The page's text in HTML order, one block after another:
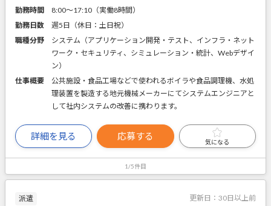
勤務時間
8:00～17:10（実働8時間）
勤務日数
週5日（休日：土日祝）
職種分野
システム（アプリケーション開発・テスト、インフラ・ネット
ワーク・セキュリティ、シミュレーション・統計、Webデザイ
ン）
仕事概要
公共施設・食品工場などで使われるボイラや食品調理機、水処
理装置を製造する地元機械メーカーにてシステムエンジニアと
して社内システムの改善に携わります。
詳細を見る 応募する
気になる
1/5件目
派遣 更新日： 30日以上前